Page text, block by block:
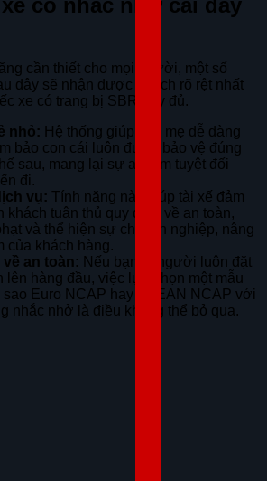
cần thiết cho mọi người, một số
đây sẽ nhận được lợi ích rõ rệt nhất
xe có trang bị SBR đầy đủ.
nhỏ: Hệ thống giúp cha mẹ dễ dàng
bảo con cái luôn được bảo vệ đúng
sau, mang lại sự an tâm tuyệt đối
đi.
vụ: Tính năng này giúp tài xế đảm
khách tuân thủ quy định về an toàn,
và thể hiện sự chuyên nghiệp, nâng
của khách hàng.
an toàn: Nếu bạn là người luôn đặt
lên hàng đầu, việc lựa chọn một mẫu
sao Euro NCAP hay ASEAN NCAP với
nhắc nhở là điều không thể bỏ qua.